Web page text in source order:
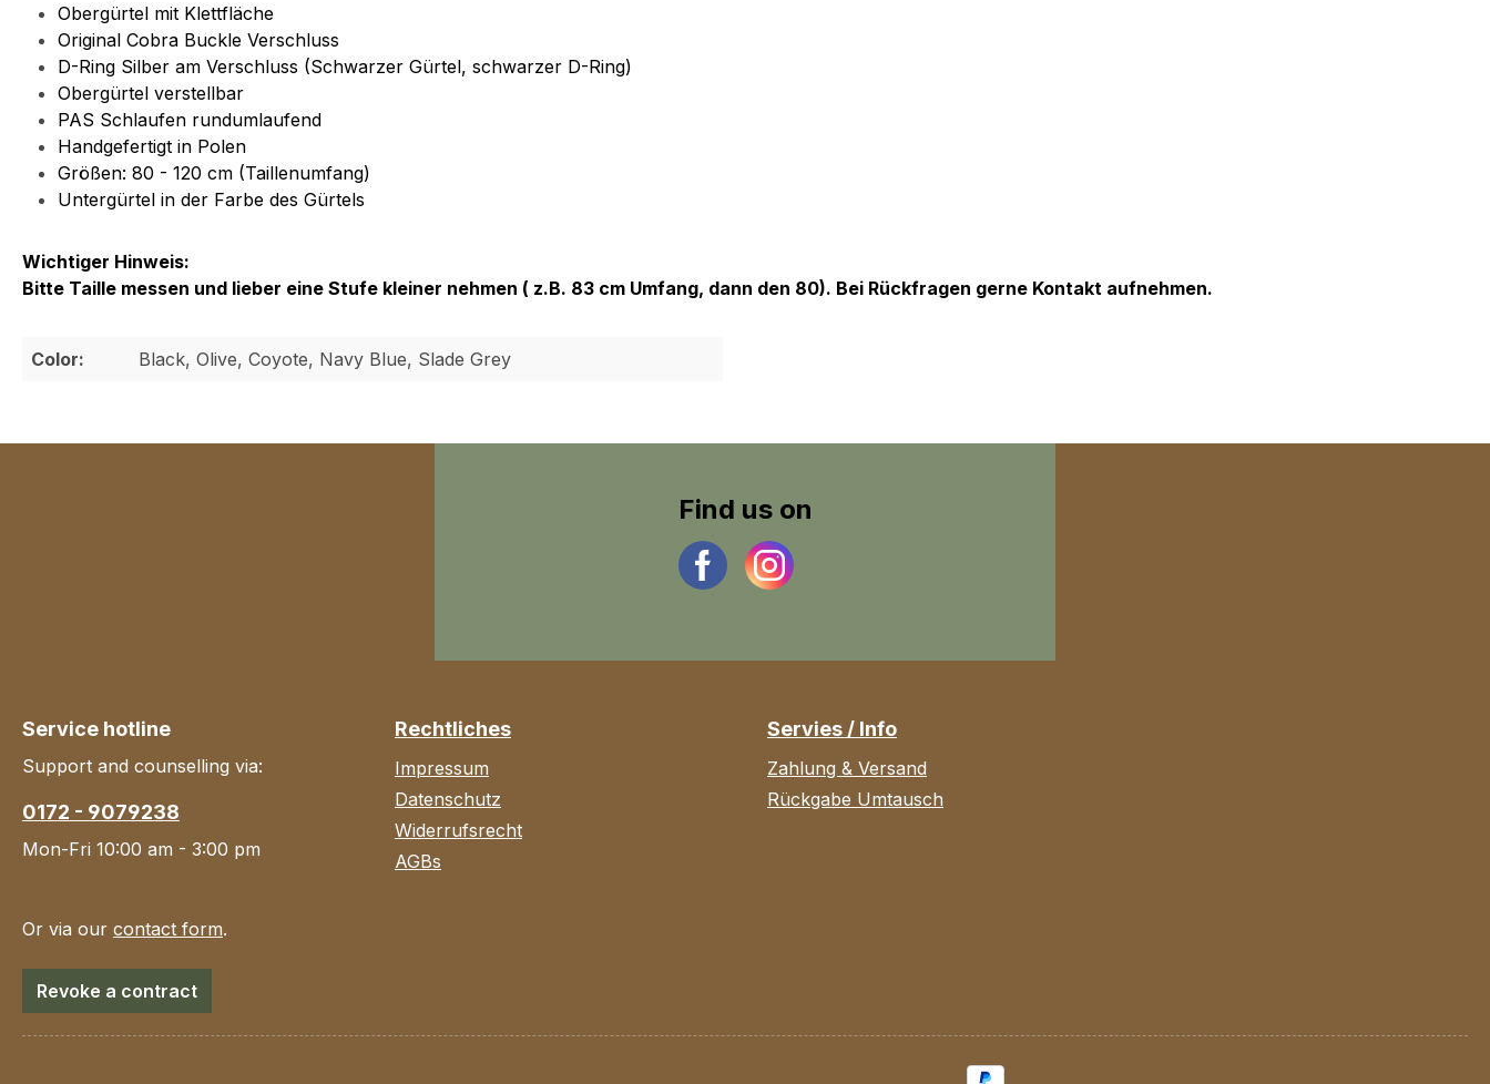
Obergürtel mit Klettfläche
Original Cobra Buckle Verschluss
D-Ring Silber am Verschluss (Schwarzer Gürtel, schwarzer D-Ring)
Obergürtel verstellbar
PAS Schlaufen rundumlaufend
Handgefertigt in Polen
Größen: 80 - 120 cm (Taillenumfang)
Untergürtel in der Farbe des Gürtels
Wichtiger Hinweis:
Bitte Taille messen und lieber eine Stufe kleiner nehmen ( z.B. 83 cm Umfang, dann den 80). Bei Rückfragen gerne Kontakt aufnehmen.
Color: Black, Olive, Coyote, Navy Blue, Slade Grey
Find us on
Service hotline
Support and counselling via:
0172 - 9079238
Mon-Fri 10:00 am - 3:00 pm
Or via our contact form.
Revoke a contract
Rechtliches
Impressum
Datenschutz
Widerrufsrecht
AGBs
Servies / Info
Zahlung & Versand
Rückgabe Umtausch